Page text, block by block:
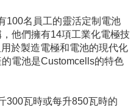
100名員工的靈活定制電池
他們擁有14項工業化電極技
於製造電極和電池的現代化
電池是Customcells的特色
300瓦時或每升850瓦時的